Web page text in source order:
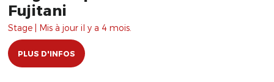
Fujitani
Stage | Mis à jour il y a 4 mois.
PLUS D'INFOS